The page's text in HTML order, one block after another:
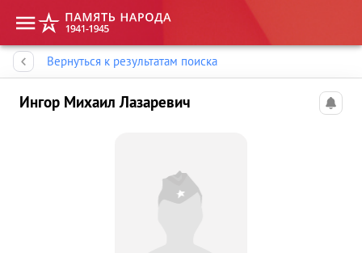
Вернуться к результатам поиска
Ингор Михаил Лазаревич
Память народа